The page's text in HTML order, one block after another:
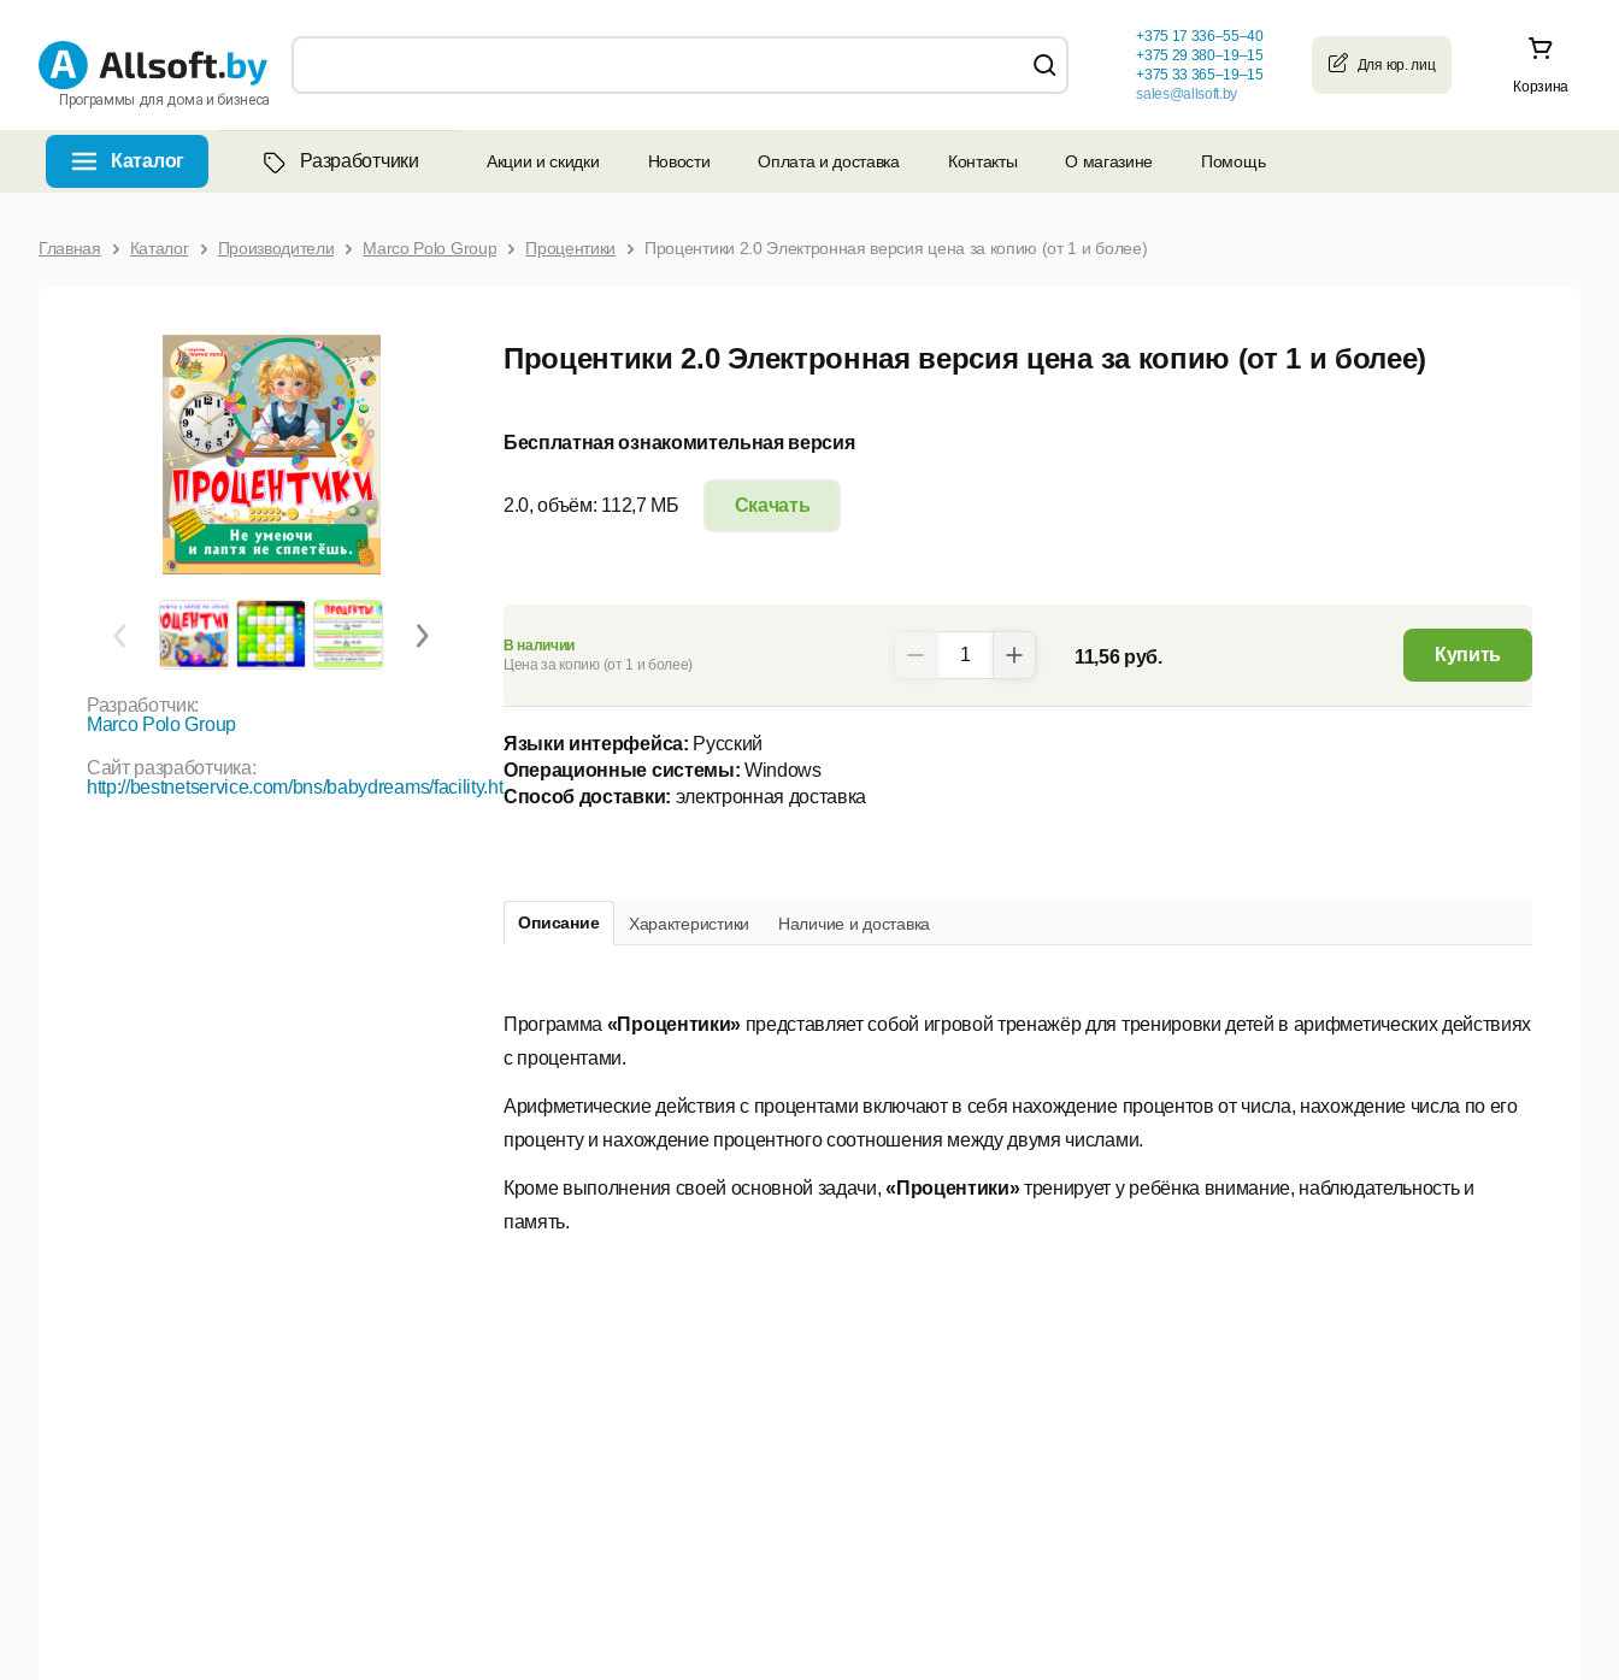
Программы для дома и бизнеса
Корзина
+375 17 336–55–40
+375 29 380–19–15
+375 33 365–19–15
sales@allsoft.by
Каталог Разработчики Акции и скидки Новости Оплата и доставка Контакты О магазине Помощь
Главная Каталог Производители Marco Polo Group Процентики Процентики 2.0 Электронная версия цена за копию (от 1 и более)
Процентики 2.0 Электронная версия цена за копию (от 1 и более)
Разработчик:
Marco Polo Group
Сайт разработчика:
http://bestnetservice.com/bns/babydreams/facility.htm
Бесплатная ознакомительная версия
Скачать
2.0, объём: 112,7 МБ
Описание Характеристики Наличие и доставка
Программа «Процентики»представляет собой игровой тренажёр для тренировки детей в арифметических действиях
с процентами.
Арифметические действия с процентами включают в себя нахождение процентов от числа, нахождение числа по его
проценту и нахождение процентного соотношения между двумя числами.
Кроме выполнения своей основной задачи, «Процентики»тренирует у ребёнка внимание, наблюдательность и
память.
В наличии
Цена за копию (от 1 и более)
11,56 руб. Купить
Языки интерфейса: Русский
Операционные системы: Windows
Способ доставки: электронная доставка